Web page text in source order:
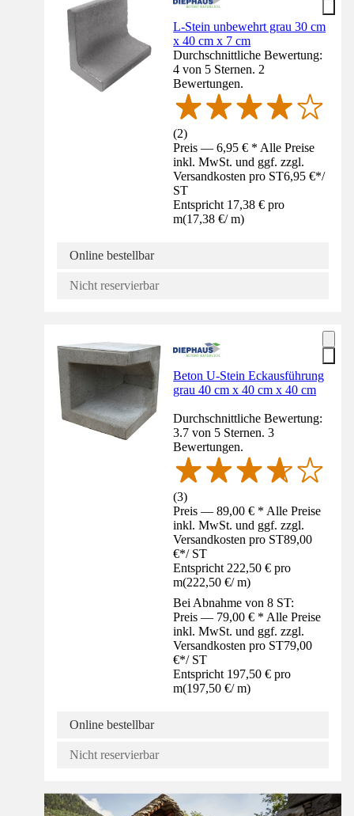
L-Stein unbewehrt grau 30 cm
x 40 cm x 7 cm
Durchschnittliche Bewertung:
4 von 5 Sternen. 2
Bewertungen.
(2)
Preis — 6,95 € * Alle Preise
inkl. MwSt. und ggf. zzgl.
Versandkosten pro ST6,95 €*/
ST
Entspricht 17,38 € pro
m(17,38 €/ m)
Online bestellbar
Nicht reservierbar
Beton U-Stein Eckausführung
grau 40 cm x 40 cm x 40 cm
Durchschnittliche Bewertung:
3.7 von 5 Sternen. 3
Bewertungen.
(3)
Preis — 89,00 € * Alle Preise
inkl. MwSt. und ggf. zzgl.
Versandkosten pro ST89,00
€*/ ST
Entspricht 222,50 € pro
m(222,50 €/ m)
Bei Abnahme von 8 ST:
Preis — 79,00 € * Alle Preise
inkl. MwSt. und ggf. zzgl.
Versandkosten pro ST79,00
€*/ ST
Entspricht 197,50 € pro
m(197,50 €/ m)
Online bestellbar
Nicht reservierbar